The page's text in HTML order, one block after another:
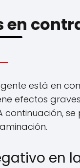
en
está en
efectos
continuación,
en